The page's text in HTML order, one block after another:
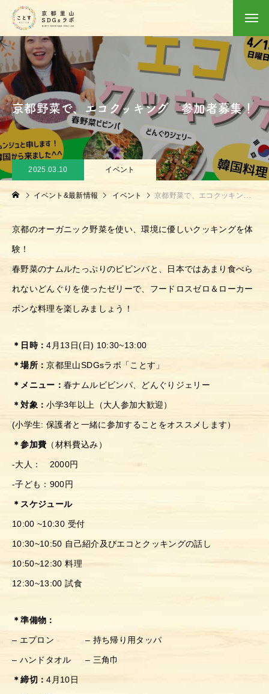
京都野菜で、エコクッキング 参加者募集！
2025.03.10 イベント
イベント&最新情報 イベント 京都野菜で、エコクッキング 参加者募集！
京都のオーガニック野菜を使い、環境に優しいクッキングを体
験！
春野菜のナムルたっぷりのビビンバと、日本ではあまり食べら
れないどんぐりを使ったゼリーで、フードロスゼロ＆ローカー
ボンな料理を楽しみましょう！
＊日時：4月13日(日) 10:30~13:00
＊場所：京都里山SDGsラボ「ことす」
＊メニュー：春ナムルビビンパ、どんぐりジェリー
＊対象：小学3年以上（大人参加大歓迎）
(小学生: 保護者と一緒に参加することをオススメします）
＊参加費 （材料費込み）
-大人： 2000円
-子ども：900円
＊スケジュール
10:00 ~10:30 受付
10:30~10:50 自己紹介及びエコとクッキングの話し
10:50~12:30 料理
12:30~13:00 試食
＊準備物：
– エプロン – 持ち帰り用タッパ
– ハンドタオル – 三角巾
＊締切：4月10日